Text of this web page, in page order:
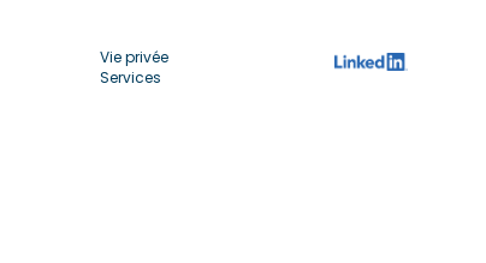
Vie privée
Services